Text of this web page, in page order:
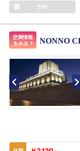
予約
空満情報
をみる
NONNO